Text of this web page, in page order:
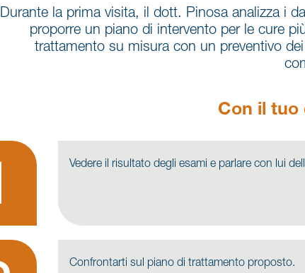
Durante la prima visita, il dott. Pinosa analizza i
proporre un piano di intervento per le cure
trattamento su misura con un preventivo
Con il tuo
Vedere il risultato degli esami e parlare con lui
Confrontarti sul piano di trattamento proposto.